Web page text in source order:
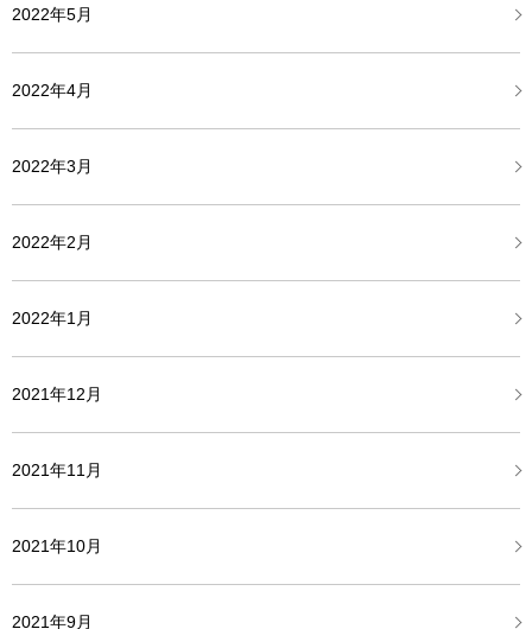
2022年5月
2022年4月
2022年3月
2022年2月
2022年1月
2021年12月
2021年11月
2021年10月
2021年9月